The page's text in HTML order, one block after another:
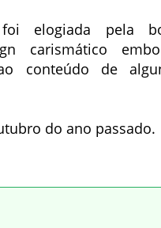
elogiada pela
carismático
conteúdo de
do ano passado.